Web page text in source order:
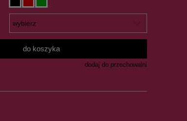
do koszyka
dodaj do przechowalni